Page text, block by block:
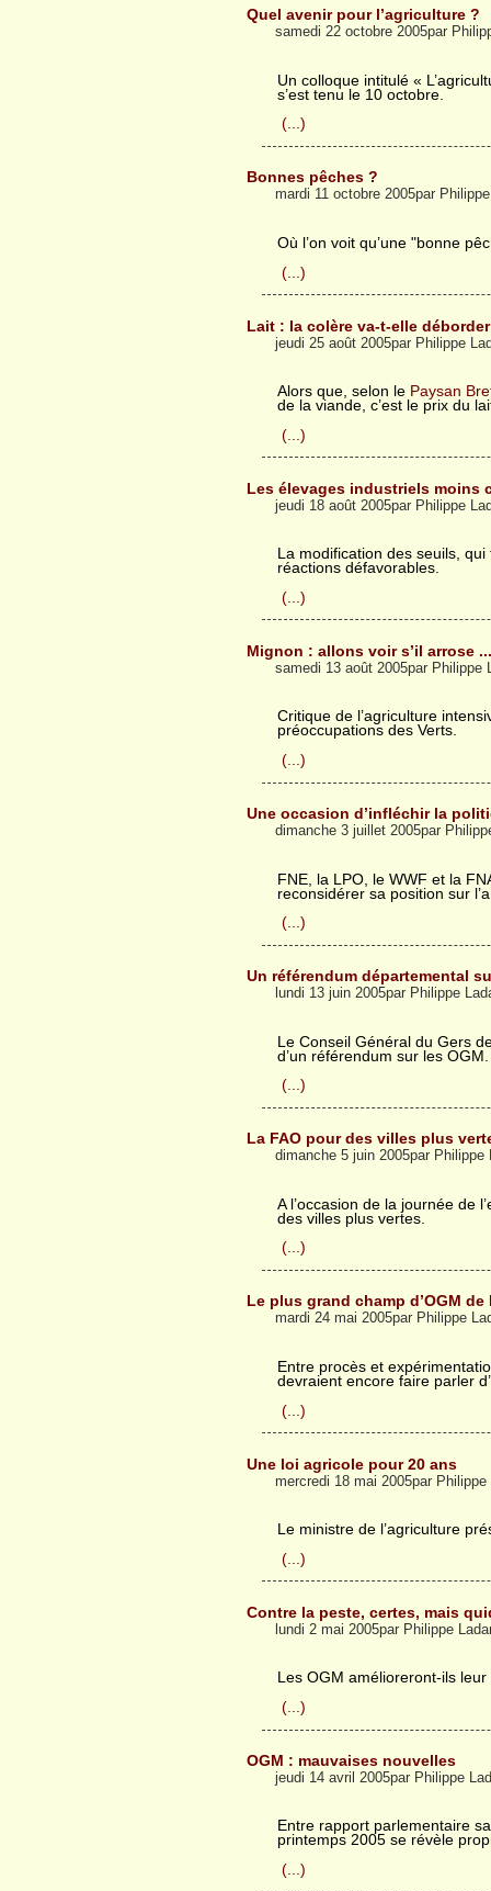
Quel avenir pour l’agriculture ?
samedi 22 octobre 2005par
Un colloque intitulé «
s’est tenu le 10 octobre.
(...)
Bonnes pêches ?
mardi 11 octobre 2005par
Où l’on voit qu’une "bonne
(...)
Lait : la colère va-t-elle
jeudi 25 août 2005par Philippe
Alors que, selon le Paysan
de la viande, c’est le prix du
(...)
Les élevages industriels moins
jeudi 18 août 2005par Philippe
La modification des seuils,
réactions défavorables.
(...)
Mignon : allons voir s’il arrose
samedi 13 août 2005par Philippe
Critique de l’agriculture
préoccupations des Verts.
(...)
Une occasion d’infléchir la
dimanche 3 juillet 2005par
FNE, la LPO, le WWF et la
reconsidérer sa position sur
(...)
Un référendum départemental
lundi 13 juin 2005par Philippe
Le Conseil Général du Gers
d’un référendum sur les OGM.
(...)
La FAO pour des villes plus
dimanche 5 juin 2005par Philippe
A l’occasion de la journée de
des villes plus vertes.
(...)
Le plus grand champ d’OGM de
mardi 24 mai 2005par Philippe
Entre procès et
devraient encore faire parler
(...)
Une loi agricole pour 20 ans
mercredi 18 mai 2005par Philippe
Le ministre de l’agriculture
(...)
Contre la peste, certes, mais
lundi 2 mai 2005par Philippe
Les OGM amélioreront-ils
(...)
OGM : mauvaises nouvelles
jeudi 14 avril 2005par Philippe
Entre rapport parlementaire
printemps 2005 se révèle
(...)